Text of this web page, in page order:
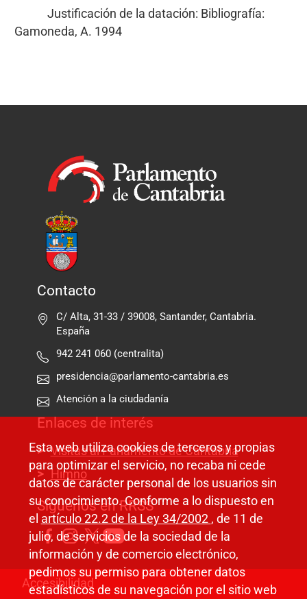
Justificación de la datación: Bibliografía:
Gamoneda, A. 1994
Contacto
C/ Alta, 31-33 / 39008, Santander, Cantabria.
España
942 241 060 (centralita)
presidencia@parlamento-cantabria.es
Atención a la ciudadanía
Enlaces de interés
Visitas al Parlamento de Cantabria
Himno
Síguenos en RRSS
Pie de página
Accesibilidad
Esta web utiliza cookies de terceros y propias
para optimizar el servicio, no recaba ni cede
datos de carácter personal de los usuarios sin
su conocimiento. Conforme a lo dispuesto en
el artículo 22.2 de la Ley 34/2002 , de 11 de
julio, de servicios de la sociedad de la
información y de comercio electrónico,
pedimos su permiso para obtener datos
estadísticos de su navegación por el sitio web